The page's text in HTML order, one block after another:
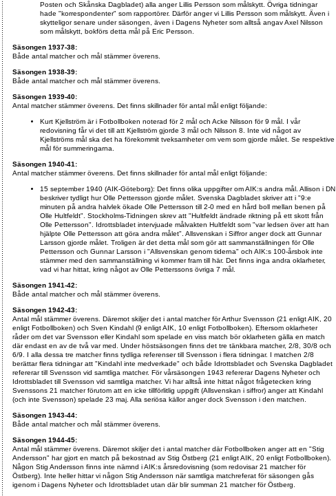
Posten och Skånska Dagbladet) alla anger Lillis Persson som målskytt. Övriga tidningar
hade "korrespondenter" som rapportörer. Därför anger vi Lillis Persson som målskytt. Även i
skytteligor senare under säsongen, även i Dagens Nyheter som alltså angav Axel Nilsson
som målskytt, bokförs detta mål på Eric Persson.
Säsongen 1937-38:
Både antal matcher och mål stämmer överens.
Säsongen 1938-39:
Både antal matcher och mål stämmer överens.
Säsongen 1939-40:
Antal matcher stämmer överens. Det finns skillnader för antal mål enligt följande:
Kurt Kjellström är i Fotbollboken noterad för 2 mål och Acke Nilsson för 9 mål. I vår
redovisning får vi det till att Kjellström gjorde 3 mål och Nilsson 8. Inte vid något av
Kjellströms mål ska det ha förekommit tveksamheter om vem som gjorde målet. Se respektive
mål för summeringarna.
Säsongen 1940-41:
Antal matcher stämmer överens. Det finns skillnader för antal mål enligt följande:
15 september 1940 (AIK-Göteborg): Det finns olika uppgifter om AIK:s andra mål. Allison i DN
beskriver tydligt hur Olle Pettersson gjorde målet. Svenska Dagbladet skriver att i "9:e
minuten på andra halvlek ökade Olle Pettersson till 2-0 med en hård boll mellan benen på
Olle Hultfeldt". Stockholms-Tidningen skrev att "Hultfeldt ändrade riktning på ett skott från
Olle Pettersson". Idrottsbladet intervjuade målvakten Hultfeldt som "var ledsen över att han
hjälpte Olle Pettersson att göra andra målet". Allsvenskan i Siffror anger dock att Gunnar
Larsson gjorde målet. Troligen är det detta mål som gör att sammanställningen för Olle
Pettersson och Gunnar Larsson i "Allsvenskan genom tiderna" och AIK:s 100-årsbok inte
stämmer med den sammanställning vi kommer fram till här. Det finns inga andra oklarheter,
vad vi har hittat, kring något av Olle Petterssons övriga 7 mål.
Säsongen 1941-42:
Både antal matcher och mål stämmer överens.
Säsongen 1942-43:
Antal mål stämmer överens. Däremot skiljer det i antal matcher för Arthur Svensson (21 enligt AIK, 20
enligt Fotbollboken) och Sven Kindahl (9 enligt AIK, 10 enligt Fotbollboken). Eftersom oklarheter
råder om det var Svensson eller Kindahl som spelade en viss match bör oklarheten gälla en match
där endast en av de två var med. Under höstsäsongen finns det tre tänkbara matcher, 2/8, 30/8 och
6/9. I alla dessa tre matcher finns tydliga referenser till Svensson i flera tidningar. I matchen 2/8
berättar flera tidningar att "Kindahl inte medverkade" och både Idrottsbladet och Svenska Dagbladet
refererar till Svensson vid samtliga matcher. För vårsäsongen 1943 refererar Dagens Nyheter och
Idrottsbladet till Svensson vid samtliga matcher. Vi har alltså inte hittat något frågetecken kring
Svenssons 21 matcher förutom att en icke tillförlitlig uppgift (Allsvenskan i siffror) anger att Kindahl
(och inte Svensson) spelade 23 maj. Alla seriösa källor anger dock Svensson i den matchen.
Säsongen 1943-44:
Både antal matcher och mål stämmer överens.
Säsongen 1944-45:
Antal mål stämmer överens. Däremot skiljer det i antal matcher där Fotbollboken anger att en "Stig
Andersson" har gjort en match på bekostnad av Stig Östberg (21 enligt AIK, 20 enligt Fotbollboken).
Någon Stig Andersson finns inte nämnd i AIK:s årsredovisning (som redovisar 21 matcher för
Östberg). Inte heller hittar vi någon Stig Andersson när samtliga matchreferat för säsongen gås
igenom i Dagens Nyheter och Idrottsbladet utan där blir summan 21 matcher för Östberg.